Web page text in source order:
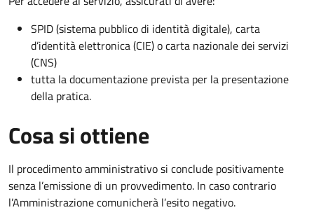
SPID (sistema pubblico di identità digitale), carta
d’identità elettronica (CIE) o carta nazionale dei servizi
(CNS)
tutta la documentazione prevista per la presentazione
della pratica.
Cosa si ottiene
Il procedimento amministrativo si conclude positivamente
senza l’emissione di un provvedimento. In caso contrario
l’Amministrazione comunicherà l’esito negativo.